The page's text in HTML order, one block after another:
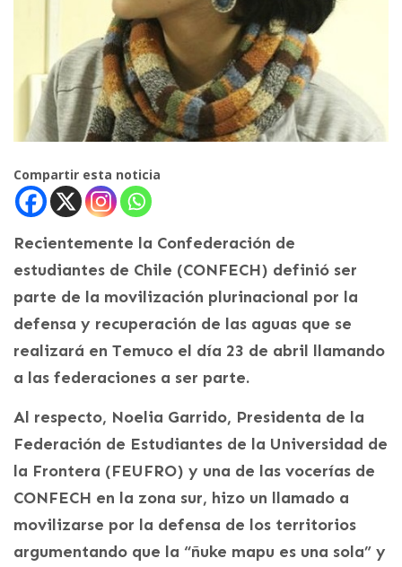
Compartir esta noticia
Recientemente la Confederación de
estudiantes de Chile (CONFECH) definió ser
parte de la movilización plurinacional por la
defensa y recuperación de las aguas que se
realizará en Temuco el día 23 de abril llamando
a las federaciones a ser parte.
Al respecto, Noelia Garrido, Presidenta de la
Federación de Estudiantes de la Universidad de
la Frontera (FEUFRO) y una de las vocerías de
CONFECH en la zona sur, hizo un llamado a
movilizarse por la defensa de los territorios
argumentando que la “ñuke mapu es una sola” y